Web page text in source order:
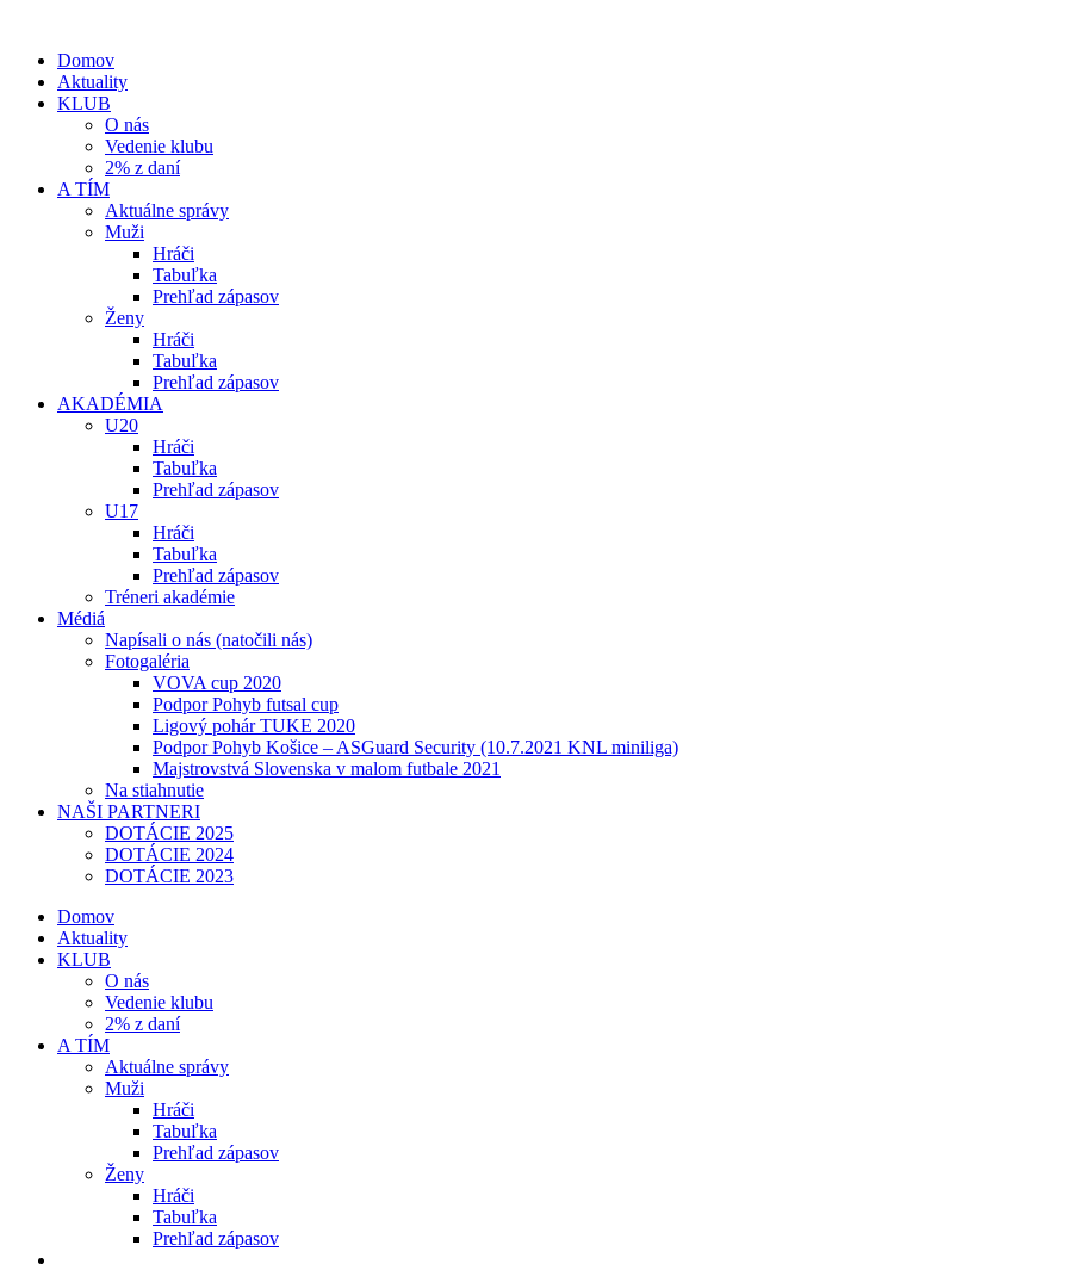
Domov
Aktuality
KLUB
O nás
Vedenie klubu
2% z daní
A TÍM
Aktuálne správy
Muži
Hráči
Tabuľka
Prehľad zápasov
Ženy
Hráči
Tabuľka
Prehľad zápasov
AKADÉMIA
U20
Hráči
Tabuľka
Prehľad zápasov
U17
Hráči
Tabuľka
Prehľad zápasov
Tréneri akadémie
Médiá
Napísali o nás (natočili nás)
Fotogaléria
VOVA cup 2020
Podpor Pohyb futsal cup
Ligový pohár TUKE 2020
Podpor Pohyb Košice – ASGuard Security (10.7.2021 KNL miniliga)
Majstrovstvá Slovenska v malom futbale 2021
Na stiahnutie
NAŠI PARTNERI
DOTÁCIE 2025
DOTÁCIE 2024
DOTÁCIE 2023
Domov
Aktuality
KLUB
O nás
Vedenie klubu
2% z daní
A TÍM
Aktuálne správy
Muži
Hráči
Tabuľka
Prehľad zápasov
Ženy
Hráči
Tabuľka
Prehľad zápasov